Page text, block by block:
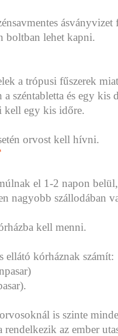
ásványvizet
boltban lehet kapni.
a trópusi fűszerek
széntabletta és egy kis
kell egy kis időre.
orvost kell hívni.
el 1-2 napon
nagyobb szállodában
kell menni.
ellátó kórháznak számít:
is szinte
az ember